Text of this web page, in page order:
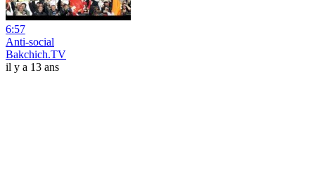
6:57
Anti-social
Bakchich.TV
il y a 13 ans